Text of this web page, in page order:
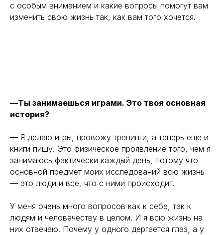
с особым вниманием и какие вопросы помогут вам
изменить свою жизнь так, как вам того хочется.
—Ты занимаешься играми. Это твоя основная
история?
— Я делаю игры, провожу тренинги, а теперь еще и
книги пишу. Это физическое проявление того, чем я
занимаюсь фактически каждый день, потому что
основной предмет моих исследований всю жизнь
— это люди и все, что с ними происходит.
У меня очень много вопросов как к себе, так к
людям и человечеству в целом. И я всю жизнь на
них отвечаю. Почему у одного дергается глаз, а у